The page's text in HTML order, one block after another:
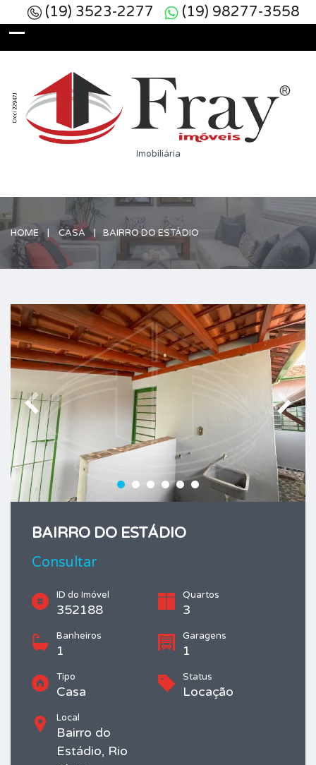
(19) 98277-3558
(19) 3523-2277
Imobiliária
HOME CASA BAIRRO DO ESTÁDIO
BAIRRO DO ESTÁDIO
Consultar
ID do Imóvel
352188
Quartos
3
Banheiros
1
Garagens
1
Tipo
Casa
Status
Locação
Local
Bairro do
Estádio, Rio